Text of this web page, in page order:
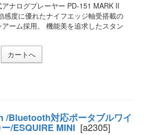
ナログプレーヤー PD-151 MARK II
感度に優れたナイフエッジ軸受搭載の
ーム採用。 機能美を追求したスタン
/Bluetooth対応ポータブルワイ
/ESQUIRE MINI [a2305]